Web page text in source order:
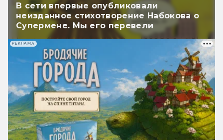
В сети впервые опубликовали
неизданное стихотворение Набокова о
Супермене. Мы его перевели
РЕКЛАМА